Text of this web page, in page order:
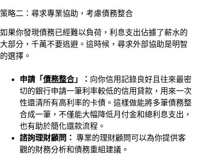
策略二：尋求專業協助，考慮債務整合
如果你發現債務已經難以負荷，利息支出佔據了薪水的
大部分，千萬不要逃避。這時候，尋求外部協助是明智
的選擇。
申請「債務整合 」： 向你信用記錄良好且往來最密
切的銀行申請一筆利率較低的信用貸款，用來一次
性還清所有高利率的卡債。這樣做能將多筆債務整
合成一筆，不僅能大幅降低月付金和總利息支出，
也有助於簡化還款流程。
諮詢理財顧問： 專業的理財顧問可以為你提供客
觀的財務分析和債務重組建議。